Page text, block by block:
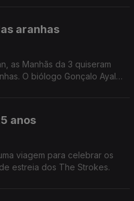
aranhas
as Manhãs da 3 quiseram
O biólogo Gonçalo Ayala
anos
viagem para celebrar os
estreia dos The Strokes.